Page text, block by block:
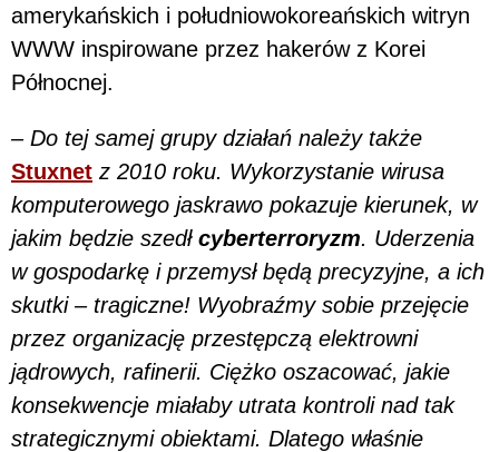
amerykańskich i południowokoreańskich witryn
WWW inspirowane przez hakerów z Korei
Północnej.
– Do tej samej grupy działań należy także
Stuxnet z 2010 roku. Wykorzystanie wirusa
komputerowego jaskrawo pokazuje kierunek, w
jakim będzie szedł cyberterroryzm. Uderzenia
w gospodarkę i przemysł będą precyzyjne, a ich
skutki – tragiczne! Wyobraźmy sobie przejęcie
przez organizację przestępczą elektrowni
jądrowych, rafinerii. Ciężko oszacować, jakie
konsekwencje miałaby utrata kontroli nad tak
strategicznymi obiektami. Dlatego właśnie